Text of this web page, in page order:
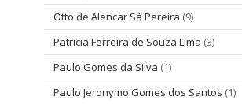
Otto de Alencar Sá Pereira (9)
Patricia Ferreira de Souza Lima (3)
Paulo Gomes da Silva (1)
Paulo Jeronymo Gomes dos Santos (1)